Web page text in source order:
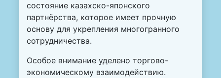
состояние казахско-японского
партнёрства, которое имеет прочную
основу для укрепления многогранного
сотрудничества.
Особое внимание уделено торгово-
экономическому взаимодействию.